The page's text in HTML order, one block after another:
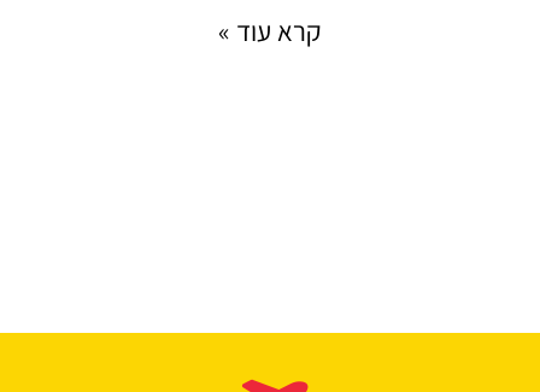
קרא עוד »